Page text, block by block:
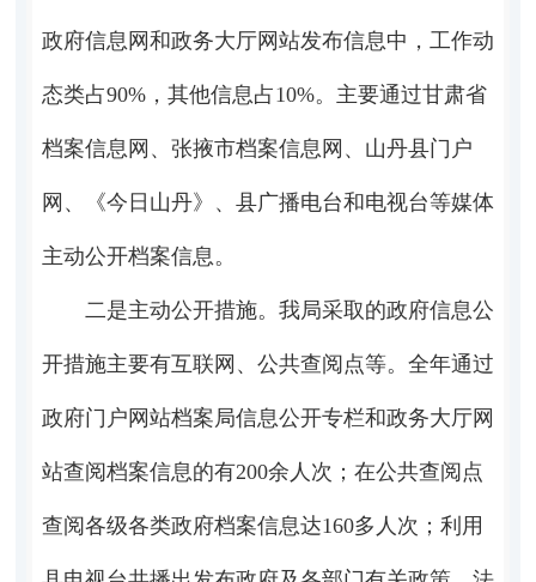
政府信息网和政务大厅网站发布信息中，工作动
态类占90%，其他信息占10%。主要通过甘肃省
档案信息网、张掖市档案信息网、山丹县门户
网、《今日山丹》、县广播电台和电视台等媒体
主动公开档案信息。
二是主动公开措施。我局采取的政府信息公
开措施主要有互联网、公共查阅点等。全年通过
政府门户网站档案局信息公开专栏和政务大厅网
站查阅档案信息的有200余人次；在公共查阅点
查阅各级各类政府档案信息达160多人次；利用